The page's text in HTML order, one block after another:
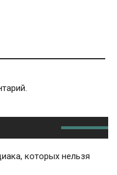
которых нельзя